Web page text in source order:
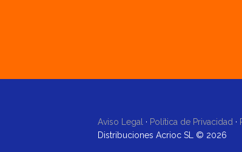
Aviso Legal · Política de Privacidad ·
Distribuciones Acrioc SL © 2026